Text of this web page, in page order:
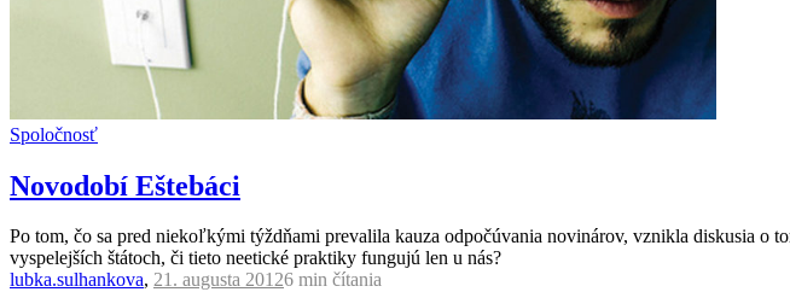
Spoločnosť
Novodobí Eštebáci
Po tom, čo sa pred niekoľkými týždňami prevalila kauza odpočúvania novinárov, vznikla diskusia o
vyspelejších štátoch, či tieto neetické praktiky fungujú len u nás?
lubka.sulhankova, 21. augusta 20126 min čítania